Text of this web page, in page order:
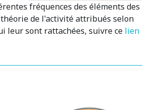
fréquences des éléments des
de l'activité attribués selon
leur sont rattachées, suivre ce lien